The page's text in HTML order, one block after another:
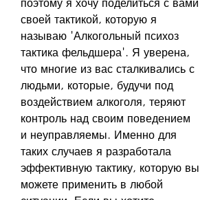
поэтому я хочу поделиться с вами
своей тактикой, которую я
называю 'Алкогольный психоз
тактика фельдшера'. Я уверена,
что многие из вас сталкивались с
людьми, которые, будучи под
воздействием алкоголя, теряют
контроль над своим поведением
и неуправляемы. Именно для
таких случаев я разработала
эффективную тактику, которую вы
можете применить в любой